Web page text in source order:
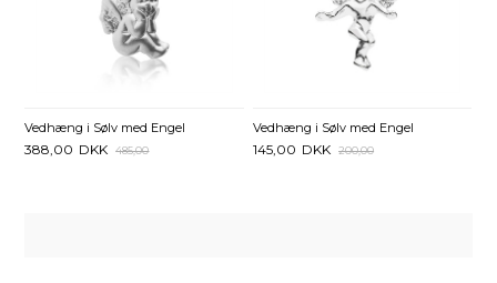
Vedhæng i Sølv med Engel
388,00 DKK 485,00
Vedhæng i Sølv med Engel
145,00 DKK 200,00